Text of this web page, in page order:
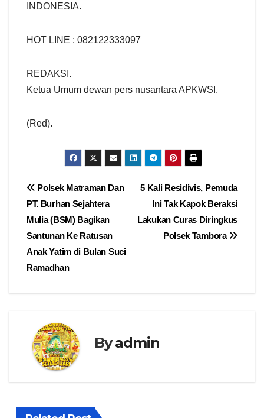
INDONESIA.
HOT LINE : 082122333097
REDAKSI.
Ketua Umum dewan pers nusantara APKWSI.
(Red).
Navigasi
pos
5 Kali Residivis, Pemuda
Ini Tak Kapok Beraksi
Lakukan Curas Diringkus
Polsek Tambora
Polsek Matraman Dan
PT. Burhan Sejahtera
Mulia (BSM) Bagikan
Santunan Ke Ratusan
Anak Yatim di Bulan Suci
Ramadhan
Byadmin